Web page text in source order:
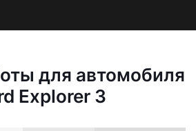
для автомобиля
Explorer 3